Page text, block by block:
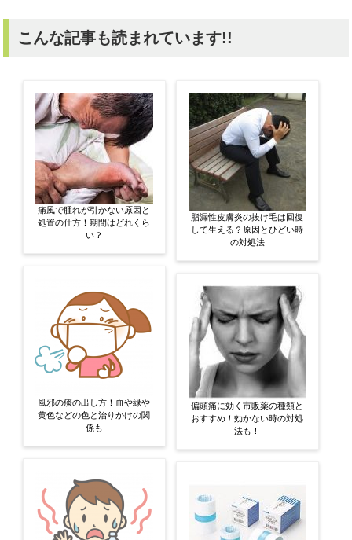
こんな記事も読まれています!!
痛風で腫れが引かない原因と
処置の仕方！期間はどれくら
い？
風邪の痰の出し方！血や緑や
黄色などの色と治りかけの関
係も
脂漏性皮膚炎の抜け毛は回復
して生える？原因とひどい時
の対処法
偏頭痛に効く市販薬の種類と
おすすめ！効かない時の対処
法も！